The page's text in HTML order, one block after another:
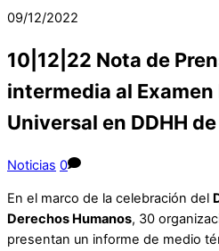
09/12/2022
10|12|22 Nota de
intermedia al
Universal en DDHH
Noticias 0
En el marco de la celebración del
Derechos Humanos, 30
presentan un informe de medio